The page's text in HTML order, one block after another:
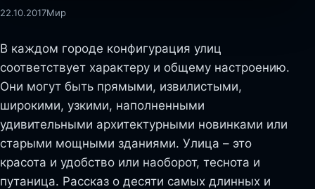
22.10.2017Мир
В каждом городе конфигурация улиц
соответствует характеру и общему настроению.
Они могут быть прямыми, извилистыми,
широкими, узкими, наполненными
удивительными архитектурными новинками или
старыми мощными зданиями. Улица – это
красота и удобство или наоборот, теснота и
путаница. Рассказ о десяти самых длинных и